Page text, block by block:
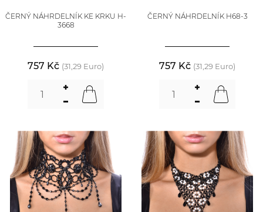
ČERNÝ NÁHRDELNÍK KE KRKU H-
3668
757 Kč (31,29 Euro)
ČERNÝ NÁHRDELNÍK H68-3
757 Kč (31,29 Euro)